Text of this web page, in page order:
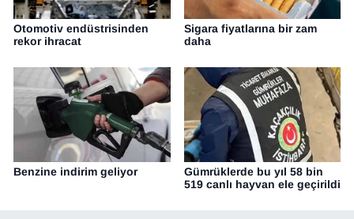
Otomotiv endüstrisinden
rekor ihracat
Sigara fiyatlarına bir zam
daha
Benzine indirim geliyor
Gümrüklerde bu yıl 58 bin
519 canlı hayvan ele geçirildi